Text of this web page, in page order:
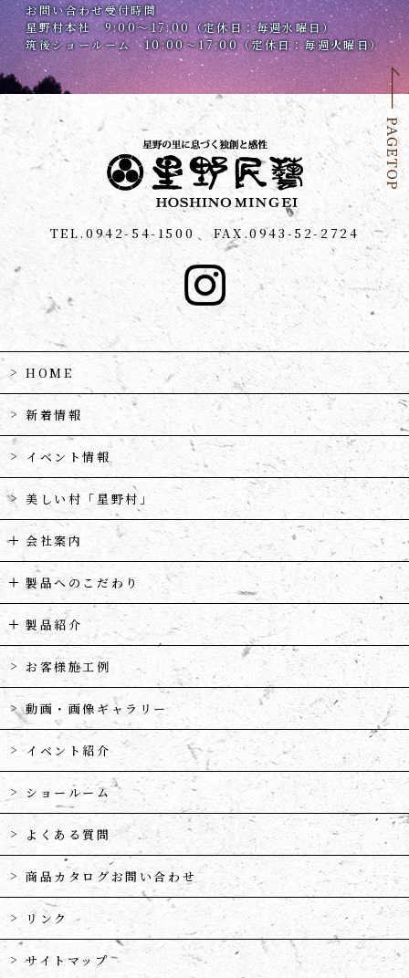
お問い合わせ受付時間
星野村本社 9:00～17:00（定休日：毎週水曜日）
筑後ショールーム 10:00～17:00（定休日：毎週火曜日）
TEL.0942-54-1500 FAX.0943-52-2724
HOME
新着情報
イベント情報
美しい村「星野村」
会社案内
製品へのこだわり
製品紹介
お客様施工例
動画・画像ギャラリー
イベント紹介
ショールーム
よくある質問
商品カタログお問い合わせ
リンク
サイトマップ